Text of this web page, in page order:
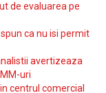
de evaluarea pe
ca nu isi permit
avertizeaza
uri
centrul comercial